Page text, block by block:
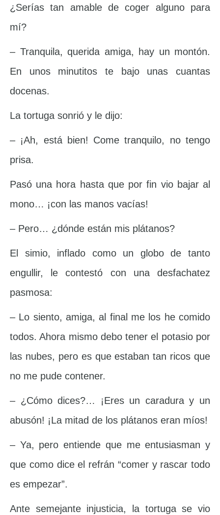
¿Serías tan amable de coger alguno para
mí?
– Tranquila, querida amiga, hay un montón.
En unos minutitos te bajo unas cuantas
docenas.
La tortuga sonrió y le dijo:
– ¡Ah, está bien! Come tranquilo, no tengo
prisa.
Pasó una hora hasta que por fin vio bajar al
mono… ¡con las manos vacías!
– Pero… ¿dónde están mis plátanos?
El simio, inflado como un globo de tanto
engullir, le contestó con una desfachatez
pasmosa:
– Lo siento, amiga, al final me los he comido
todos. Ahora mismo debo tener el potasio por
las nubes, pero es que estaban tan ricos que
no me pude contener.
– ¿Cómo dices?… ¡Eres un caradura y un
abusón! ¡La mitad de los plátanos eran míos!
– Ya, pero entiende que me entusiasman y
que como dice el refrán “comer y rascar todo
es empezar”.
Ante semejante injusticia, la tortuga se vio